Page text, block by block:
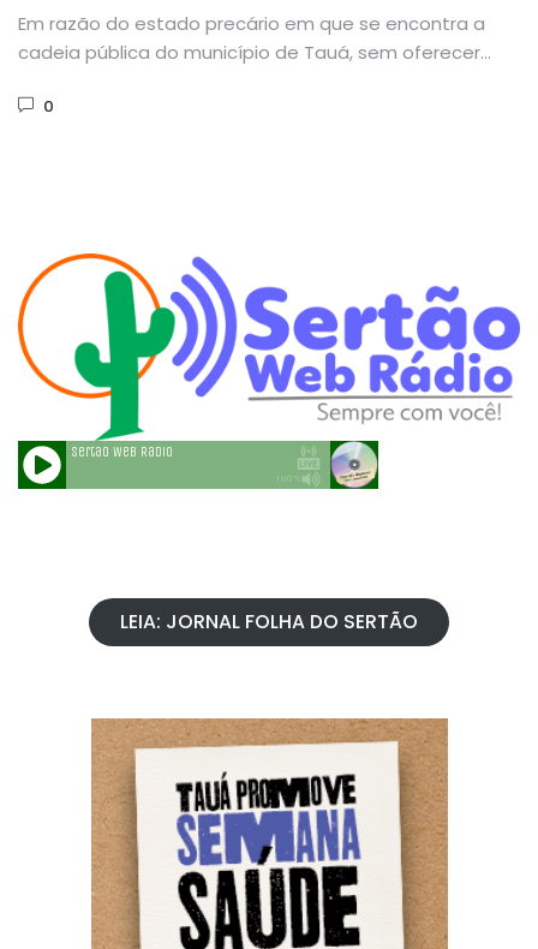
de ‘rifa’ recursos para reforma
Em razão do estado precário em que se encontra a
cadeia pública do município de Tauá, sem oferecer
0
LEIA: JORNAL FOLHA DO SERTÃO